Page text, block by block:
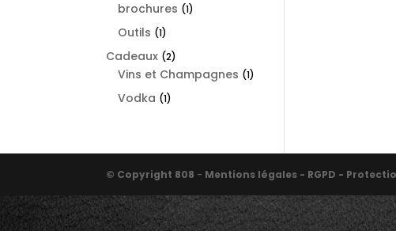
brochures
11
Outils 11
product
Cadeaux 22
products
Vins et Champagnes 11
Vodka 11
© Copyright 808 - Mentions légales - RGPD -